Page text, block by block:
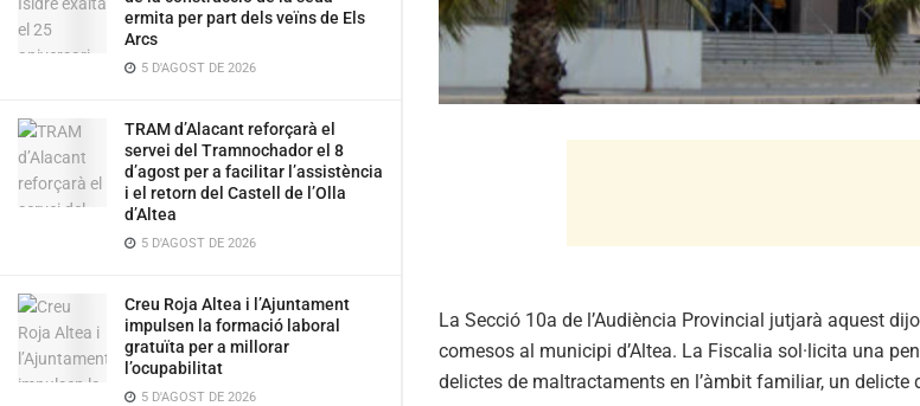
ermita per part dels veïns de Els
Arcs
5 D'AGOST DE 2026
TRAM d’Alacant reforçarà el
servei del Tramnochador el 8
d’agost per a facilitar l’assistència
i el retorn del Castell de l’Olla
d’Altea
5 D'AGOST DE 2026
Creu Roja Altea i l’Ajuntament
impulsen la formació laboral
gratuïta per a millorar
l’ocupabilitat
5 D'AGOST DE 2026
La Secció 10a de l’Audiència Provincial jutjarà aquest
comesos al municipi d’Altea. La Fiscalia sol·licita una
delictes de maltractaments en l’àmbit familiar, un delicte